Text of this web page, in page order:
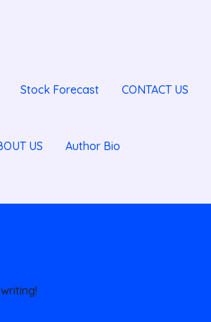
Stock Forecast CONTACT US
US Author Bio